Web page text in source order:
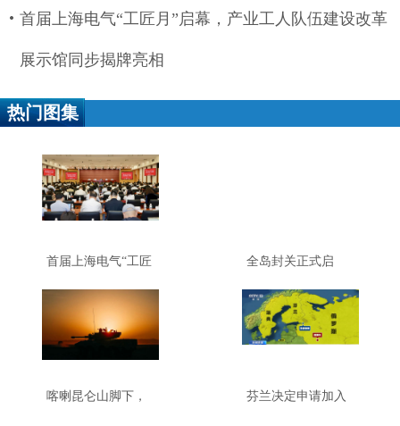
首届上海电气“工匠月”启幕，产业工人队伍建设改革
展示馆同步揭牌亮相
热门图集
首届上海电气“工匠
队伍建设改革展示
馆同步揭牌亮相
全岛封关正式启
喀喇昆仑山脚下，
芬兰决定申请加入